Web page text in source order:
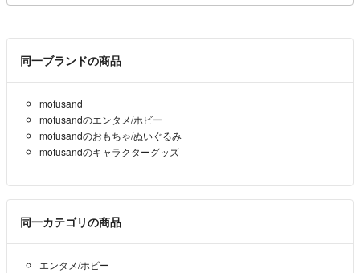
同一ブランドの商品
mofusand
mofusandのエンタメ/ホビー
mofusandのおもちゃ/ぬいぐるみ
mofusandのキャラクターグッズ
同一カテゴリの商品
エンタメ/ホビー